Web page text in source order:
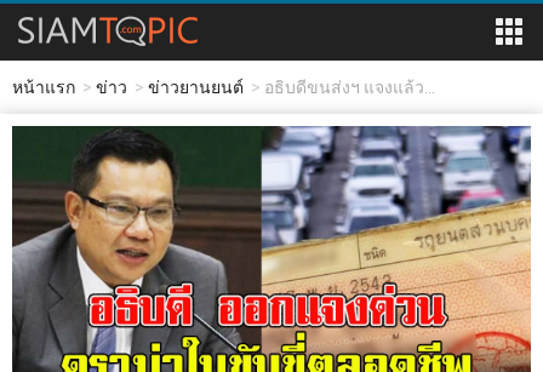
หน้าแรก ข่าว ข่าวยานยนต์ อธิบดีขนส่งฯ แจงแล้ว...